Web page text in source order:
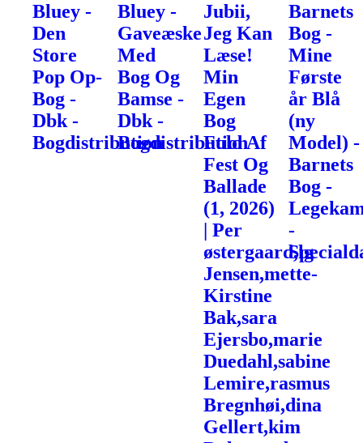
Bluey -
Den
Store
Pop Op-
Bog -
Dbk -
Bogdistribution
Bluey -
Gaveæske
Med
Bog Og
Bamse -
Dbk -
Bogdistribution
Jubii,
Jeg Kan
Læse!
Min
Egen
Bog
Fuld Af
Fest Og
Ballade
(1, 2026)
| Per
østergaard,lg
Jensen,mette-
Kirstine
Bak,sara
Ejersbo,marie
Duedahl,sabine
Lemire,rasmus
Bregnhøi,dina
Gellert,kim
Barnets
Bog -
Mine
Første
år Blå
(ny
Model) -
Barnets
Bog -
-